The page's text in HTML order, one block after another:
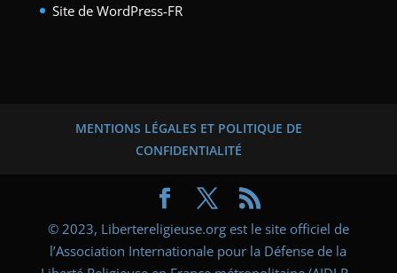
Site de WordPress-FR
MENTIONS LÉGALES ET POLITIQUE DE
CONFIDENTIALITÉ
© 2023, Libertereligieuse.org est le site officiel de
l’Association Internationale pour la Défense de la